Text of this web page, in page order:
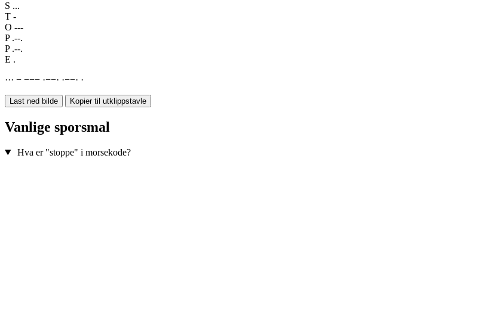
S ...
T -
O ---
P .--.
P .--.
E .
··· − −−− ·−−· ·−−· ·
Last ned bilde Kopier til utklippstavle
Vanlige sporsmal
Hva er "stoppe" i morsekode?